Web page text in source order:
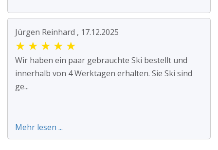
Jürgen Reinhard , 17.12.2025
★ ★ ★ ★ ★
Wir haben ein paar gebrauchte Ski bestellt und
innerhalb von 4 Werktagen erhalten. Sie Ski sind
ge...
Mehr lesen ...